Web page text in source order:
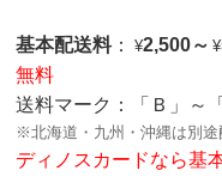
基本配送料 ： ¥2,500～ ¥
無料
送料マーク：
「Ｂ」～
※北海道・九州・沖縄は別途
ディノスカードなら基